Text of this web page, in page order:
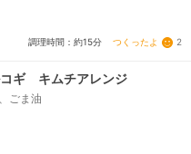
調理時間：約15分 つくったよ 2
コギ キムチアレンジ
ごま油